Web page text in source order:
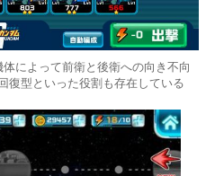
によって前衛と後衛への向き不向
復型といった役割も存在している